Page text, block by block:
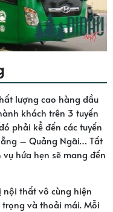
lượng cao hàng đầu
khách trên 3 tuyến
phải kể đến các tuyến
– Quảng Ngãi… Tất
hứa hẹn sẽ mang đến
nội thất vô cùng hiện
và thoải mái. Mỗi